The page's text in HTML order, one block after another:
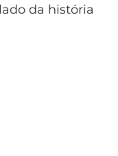
da história